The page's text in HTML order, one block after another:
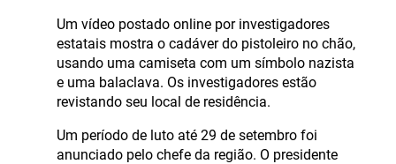
Um vídeo postado online por investigadores
estatais mostra o cadáver do pistoleiro no chão,
usando uma camiseta com um símbolo nazista
e uma balaclava. Os investigadores estão
revistando seu local de residência.
Um período de luto até 29 de setembro foi
anunciado pelo chefe da região. O presidente